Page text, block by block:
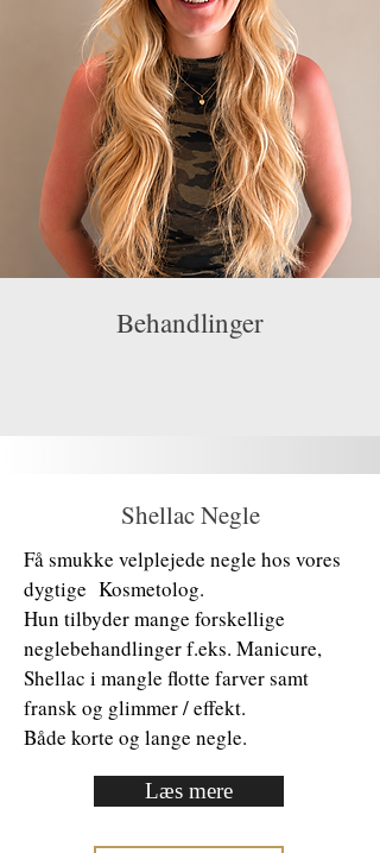
Behandlinger
Shellac Negle
Få smukke velplejede negle hos vores
dygtige Kosmetolog.
Hun tilbyder mange forskellige
neglebehandlinger f.eks. Manicure,
Shellac i mangle flotte farver samt
fransk og glimmer / effekt.
Både korte og lange negle.
Læs mere